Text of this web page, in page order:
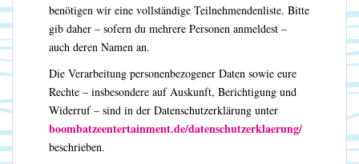
benötigen wir eine vollständige Teilnehmendenliste. Bitte
gib daher – sofern du mehrere Personen anmeldest –
auch deren Namen an.
Die Verarbeitung personenbezogener Daten sowie eure
Rechte – insbesondere auf Auskunft, Berichtigung und
Widerruf – sind in der Datenschutzerklärung unter
boombatzeentertainment.de/datenschutzerklaerung/
beschrieben.